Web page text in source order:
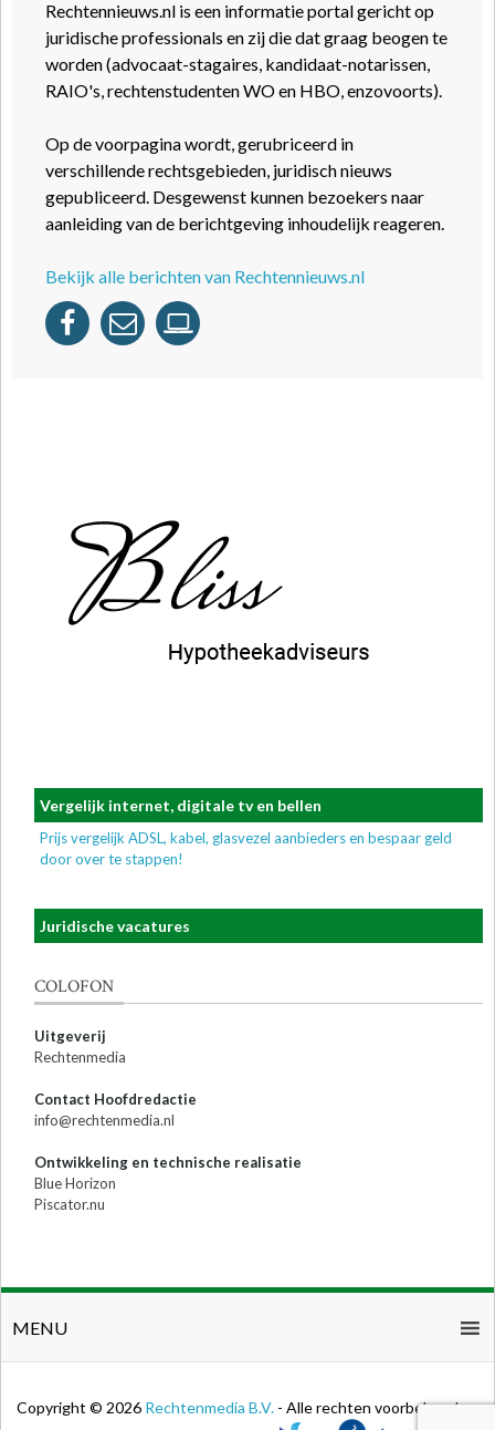
Rechtennieuws.nl is een informatie portal gericht op
juridische professionals en zij die dat graag beogen te
worden (advocaat-stagaires, kandidaat-notarissen,
RAIO's, rechtenstudenten WO en HBO, enzovoorts).
Op de voorpagina wordt, gerubriceerd in
verschillende rechtsgebieden, juridisch nieuws
gepubliceerd. Desgewenst kunnen bezoekers naar
aanleiding van de berichtgeving inhoudelijk reageren.
Bekijk alle berichten van Rechtennieuws.nl
Vergelijk internet, digitale tv en bellen
Prijs vergelijk ADSL, kabel, glasvezel aanbieders en bespaar geld
door over te stappen!
Juridische vacatures
COLOFON
Uitgeverij
Rechtenmedia
Contact Hoofdredactie
info@rechtenmedia.nl
Ontwikkeling en technische realisatie
Blue Horizon
Piscator.nu
MENU
Copyright © 2026 Rechtenmedia B.V. - Alle rechten voorbehouden.